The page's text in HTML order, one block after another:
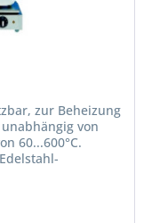
zur Beheizung
von
60...600°C.